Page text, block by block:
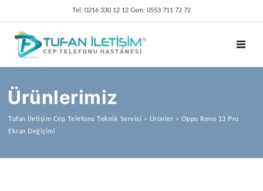
Tel: 0216 330 12 12 Gsm: 0553 711 72 72
Ürünlerimiz
Tufan İletişim Cep Telefonu Teknik Servisi > Ürünler > Oppo Reno 13 Pro
Ekran Değişimi